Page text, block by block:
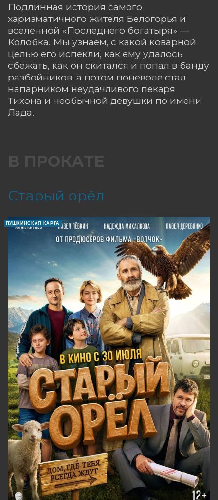
Подлинная история самого
харизматичного жителя Белогорья и
вселенной «Последнего богатыря» —
Колобка. Мы узнаем, с какой коварной
целью его испекли, как ему удалось
сбежать, как он скитался и попал в банду
разбойников, а потом поневоле стал
напарником неудачливого пекаря
Тихона и необычной девушки по имени
Лада.
В ПРОКАТЕ
Старый орёл
ПУШКИНСКАЯ КАРТА